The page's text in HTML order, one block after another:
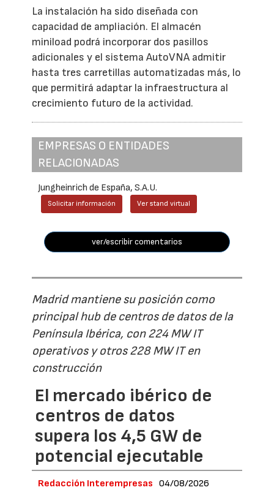
La instalación ha sido diseñada con
capacidad de ampliación. El almacén
miniload podrá incorporar dos pasillos
adicionales y el sistema AutoVNA admitir
hasta tres carretillas automatizadas más, lo
que permitirá adaptar la infraestructura al
crecimiento futuro de la actividad.
EMPRESAS O ENTIDADES
RELACIONADAS
Jungheinrich de España, S.A.U.
Solicitar información Ver stand virtual
ver/escribir comentarios
Madrid mantiene su posición como
principal hub de centros de datos de la
Península Ibérica, con 224 MW IT
operativos y otros 228 MW IT en
construcción
El mercado ibérico de
centros de datos
supera los 4,5 GW de
potencial ejecutable
Redacción Interempresas 04/08/2026